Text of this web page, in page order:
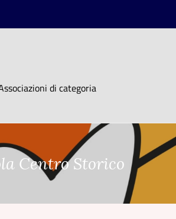
di categoria
Centro Storico